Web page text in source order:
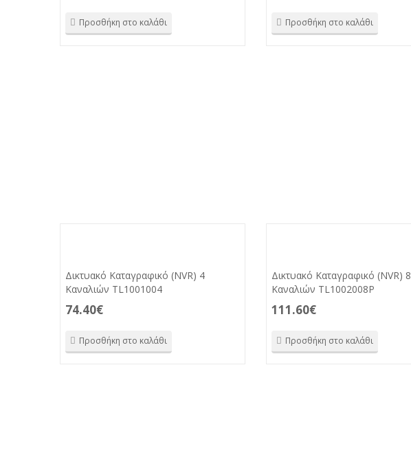
Προσθήκη στο καλάθι Προσθήκη στο καλάθι
Δικτυακό Καταγραφικό (NVR) 4
Καναλιών TL1001004
74.40€
Προσθήκη στο καλάθι
Δικτυακό Καταγραφικό (NVR) 8
Καναλιών TL1002008P
111.60€
Προσθήκη στο καλάθι